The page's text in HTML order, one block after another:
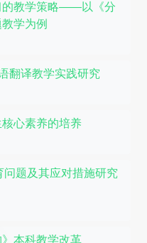
的教学策略——以《分
学为例
翻译教学实践研究
心素养的培养
问题及其应对措施研究
本科教学改革